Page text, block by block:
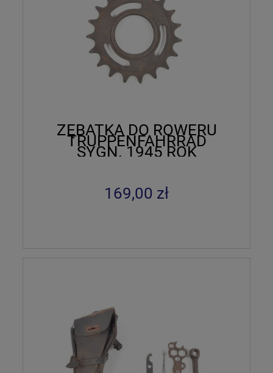
ZĘBATKA DO ROWERU
TRUPPENFAHRRAD
SYGN. 1945 ROK
169,00 zł